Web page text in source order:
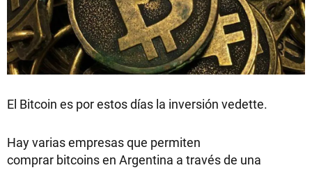
El Bitcoin es por estos días la inversión vedette.
Hay varias empresas que permiten
comprar bitcoins en Argentina a través de una